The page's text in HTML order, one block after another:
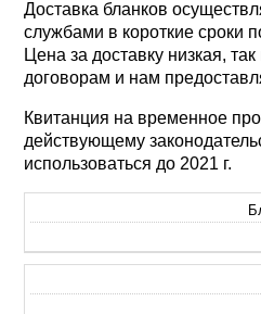
Доставка бланков
службами в короткие сроки
Цена за доставку низкая,
договорам и нам
Квитанция на временное
действующему
использоваться до 2021 г.